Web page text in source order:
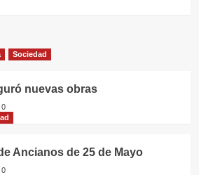
Sociedad
nuevas obras
0
Ancianos de 25 de Mayo
0